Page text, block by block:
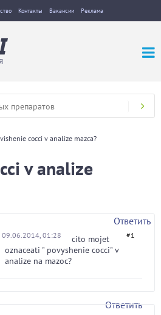
Контакты Вакансии Реклама
cocci v analize mazca?
v analize
Ответить
09.06.2014, 01:28 #1
cito mojet
oznaceati " povyshenie cocci" v
analize na mazoc?
Ответить